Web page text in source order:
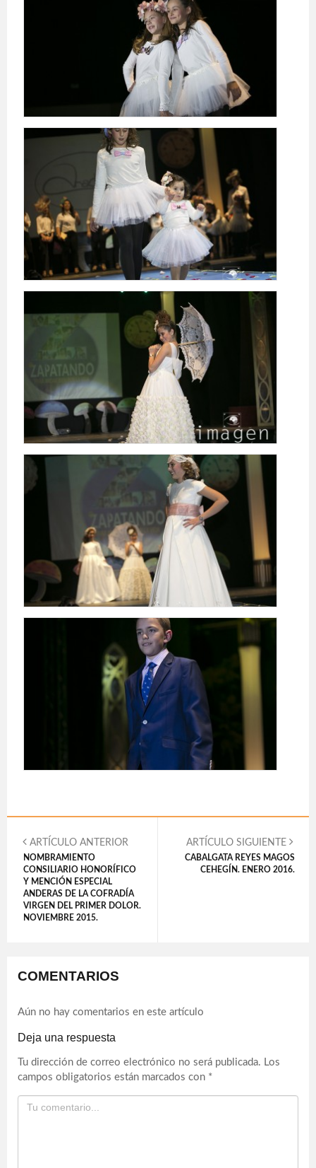
ARTÍCULO ANTERIOR
NOMBRAMIENTO
CONSILIARIO HONORÍFICO
Y MENCIÓN ESPECIAL
ANDERAS DE LA COFRADÍA
VIRGEN DEL PRIMER DOLOR.
NOVIEMBRE 2015.
ARTÍCULO SIGUIENTE
CABALGATA REYES MAGOS
CEHEGÍN. ENERO 2016.
COMENTARIOS
Aún no hay comentarios en este artículo
Deja una respuesta
Tu dirección de correo electrónico no será publicada. Los
campos obligatorios están marcados con *